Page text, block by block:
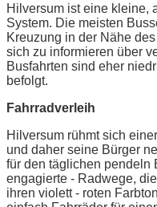
Hilversum ist eine kleine,
System. Die meisten
Kreuzung in der Nähe
sich zu informieren über
Busfahrten sind eher
befolgt.
Fahrradverleih
Hilversum rühmt sich
und daher seine Bürger
für den täglichen pendeln
engagierte - Radwege,
ihren violett - roten